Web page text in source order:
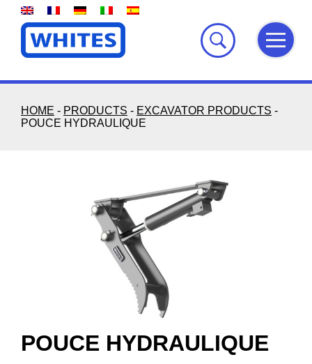
Skip
content
HOME - PRODUCTS - EXCAVATOR PRODUCTS -
POUCE HYDRAULIQUE
POUCE HYDRAULIQUE